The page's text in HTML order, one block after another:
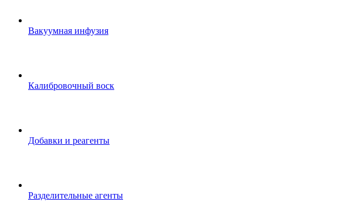
Вакуумная инфузия
Калибровочный воск
Добавки и реагенты
Разделительные агенты